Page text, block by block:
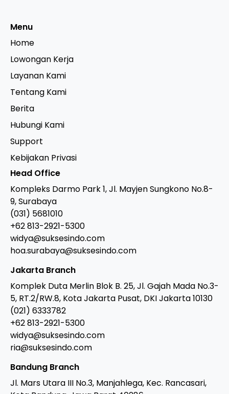
Menu
Home
Lowongan Kerja
Layanan Kami
Tentang Kami
Berita
Hubungi Kami
Support
Kebijakan Privasi
Head Office
Kompleks Darmo Park 1, Jl. Mayjen Sungkono No.8-
9, Surabaya
(031) 5681010
+62 813-2921-5300
widya@suksesindo.com
hoa.surabaya@suksesindo.com
Jakarta Branch
Komplek Duta Merlin Blok B. 25, Jl. Gajah Mada No.3-
5, RT.2/RW.8, Kota Jakarta Pusat, DKI Jakarta 10130
(021) 6333782
+62 813-2921-5300
widya@suksesindo.com
ria@suksesindo.com
Bandung Branch
Jl. Mars Utara III No.3, Manjahlega, Kec. Rancasari,